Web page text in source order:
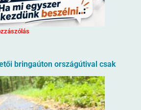
bringaúton országútival csak